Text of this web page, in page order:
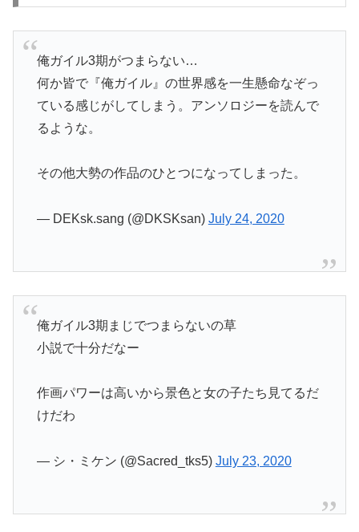
俺ガイル3期がつまらない…
何か皆で『俺ガイル』の世界感を一生懸命なぞっ
ている感じがしてしまう。アンソロジーを読んで
るような。
その他大勢の作品のひとつになってしまった。
— DEKsk.sang (@DKSKsan) July 24, 2020
俺ガイル3期まじでつまらないの草
小説で十分だなー
作画パワーは高いから景色と女の子たち見てるだ
けだわ
— シ・ミケン (@Sacred_tks5) July 23, 2020